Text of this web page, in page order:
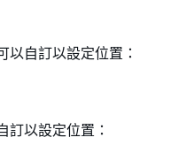
以自訂以設定位置：
訂以設定位置：